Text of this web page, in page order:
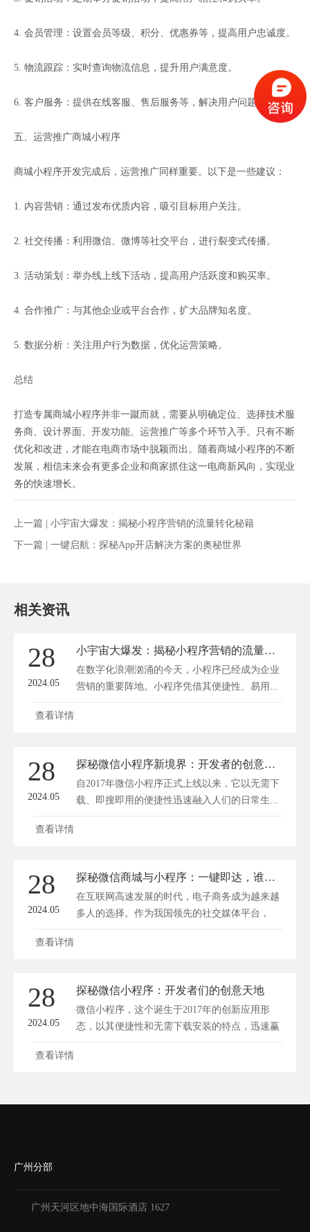
4. 会员管理：设置会员等级、积分、优惠券等，提高用户忠诚度。
5. 物流跟踪：实时查询物流信息，提升用户满意度。
6. 客户服务：提供在线客服、售后服务等，解决用户问题。
五、运营推广商城小程序
商城小程序开发完成后，运营推广同样重要。以下是一些建议：
1. 内容营销：通过发布优质内容，吸引目标用户关注。
2. 社交传播：利用微信、微博等社交平台，进行裂变式传播。
3. 活动策划：举办线上线下活动，提高用户活跃度和购买率。
4. 合作推广：与其他企业或平台合作，扩大品牌知名度。
5. 数据分析：关注用户行为数据，优化运营策略。
总结
打造专属商城小程序并非一蹴而就，需要从明确定位、选择技术服
务商、设计界面、开发功能、运营推广等多个环节入手。只有不断
优化和改进，才能在电商市场中脱颖而出。随着商城小程序的不断
发展，相信未来会有更多企业和商家抓住这一电商新风向，实现业
务的快速增长。
上一篇 | 小宇宙大爆发：揭秘小程序营销的流量转化秘籍
下一篇 | 一键启航：探秘App开店解决方案的奥秘世界
相关资讯
28
2024.05
小宇宙大爆发：揭秘小程序营销的流量转化秘籍
在数字化浪潮汹涌的今天，小程序已经成为企业
营销的重要阵地。小程序凭借其便捷性、易用...
查看详情
28
2024.05
探秘微信小程序新境界：开发者的创意乐园
自2017年微信小程序正式上线以来，它以无需下
载、即搜即用的便捷性迅速融入人们的日常生...
查看详情
28
2024.05
探秘微信商城与小程序：一键即达，谁更胜一筹？
在互联网高速发展的时代，电子商务成为越来越
多人的选择。作为我国领先的社交媒体平台，
微...
查看详情
28
2024.05
探秘微信小程序：开发者们的创意天地
微信小程序，这个诞生于2017年的创新应用形
态，以其便捷性和无需下载安装的特点，迅速赢
得了...
查看详情
广州分部
广州天河区地中海国际酒店 1627